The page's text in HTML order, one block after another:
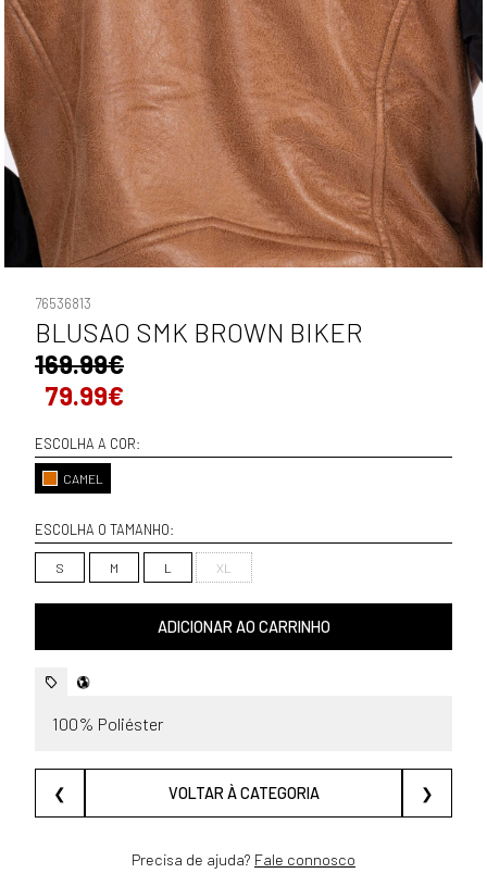
76536813
BLUSAO SMK BROWN BIKER
169.99€
79.99€
ESCOLHA A COR:
CAMEL
ESCOLHA O TAMANHO:
S M L XL
ADICIONAR AO CARRINHO
100% Poliéster
❮ VOLTAR À CATEGORIA ❯
Precisa de ajuda? Fale connosco